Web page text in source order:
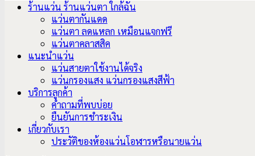
ร้านแว่น ร้านแว่นตา ใกล้ฉัน
แว่นตากันแดด
แว่นตา ลดแหลก เหมือนแจกฟรี
แว่นตาคลาสสิค
แนะนำแว่น
แว่นสายตาใช้งานได้จริง
แว่นกรองแสง แว่นกรองแสงสีฟ้า
บริการลูกค้า
คำถามที่พบบ่อย
ยืนยันการชำระเงิน
เกี่ยวกับเรา
ประวัติของห้องแว่นโอฬารหรือนายแว่น